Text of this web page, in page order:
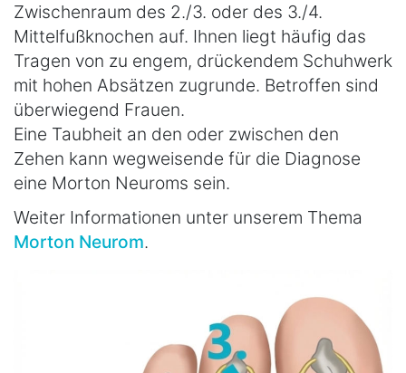
Zwischenraum des 2./3. oder des 3./4.
Mittelfußknochen auf. Ihnen liegt häufig das
Tragen von zu engem, drückendem Schuhwerk
mit hohen Absätzen zugrunde. Betroffen sind
überwiegend Frauen.
Eine Taubheit an den oder zwischen den
Zehen kann wegweisende für die Diagnose
eine Morton Neuroms sein.
Weiter Informationen unter unserem Thema
Morton Neurom.